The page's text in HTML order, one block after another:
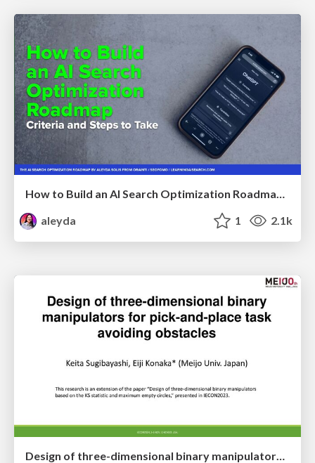
How to Build an AI Search Optimization Roadmap - Criteria and Steps to Take #SEOIRL
aleyda
1 2.1k